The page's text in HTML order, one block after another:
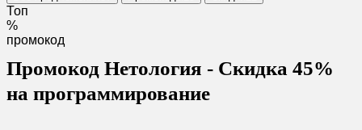
Топ
%
промокод
Промокод Нетология - Скидка 45%
на программирование